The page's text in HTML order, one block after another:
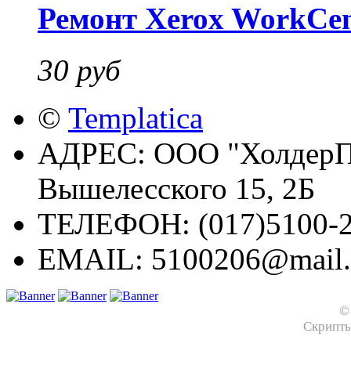
Ремонт Xerox
30 руб
© Templatica
АДРЕС: ООО
Вышелесского 15, 2Б
ТЕЛЕФОН: (017)5100-
EMAIL:
©